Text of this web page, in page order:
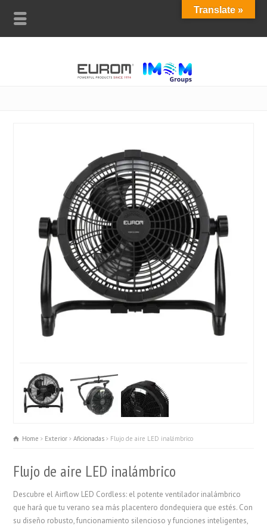
Home Exterior Aficionadas Flujo de aire LED inalámbrico
Flujo de aire LED inalámbrico
Descubre el Airflow LED Cordless: el potente ventilador inalámbrico
que hará que tu verano sea más placentero dondequiera que estés. Con
su diseño robusto, funcionamiento silencioso y funciones inteligentes,
Translate »